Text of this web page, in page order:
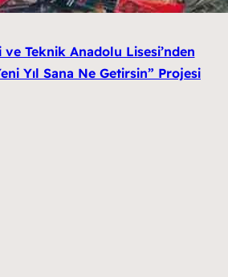
ve Teknik Anadolu Lisesi’nden
Yıl Sana Ne Getirsin” Projesi